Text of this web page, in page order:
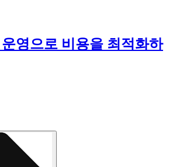
영으로 비용을 최적화하